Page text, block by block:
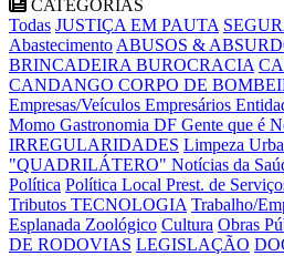
CATEGORIAS
Todas JUSTIÇA EM PAUTA
AbastecimentoABUSOS &
BRINCADEIRABUROCRACIA
CANDANGO CORPO DE
Empresas/Veículos Empresários
Momo Gastronomia DF Gente que é
IRREGULARIDADES Limpeza
"QUADRILÁTERO" Notícias da
Política Política Local Prest. de
Tributos TECNOLOGIA Trabalho/
Esplanada Zoológico Cultura Obras
DE RODOVIAS LEGISLAÇÃO